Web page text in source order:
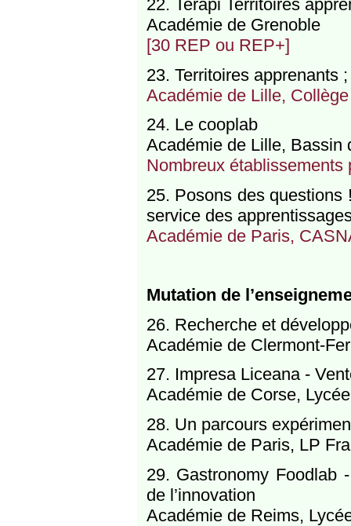
22. Terapi Territoires
Académie de Grenoble
[30 REP ou REP+]
23. Territoires apprenants
Académie de Lille,
24. Le cooplab
Académie de Lille, Bassin
Nombreux établissements
25. Posons des
service des
Académie de Paris,
Mutation de
26. Recherche et
Académie de Clermont-
27. Impresa Liceana -
Académie de Corse,
28. Un parcours
Académie de Paris, LP
29. Gastronomy Foodlab
de l’innovation
Académie de Reims,